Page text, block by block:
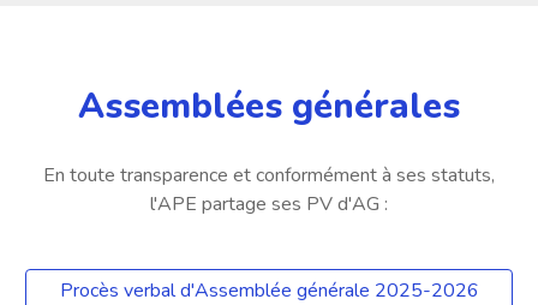
Assemblées générales
En toute transparence et conformément à ses statuts,
l'APE partage ses PV d'AG :
Procès verbal d'Assemblée générale 2025-2026